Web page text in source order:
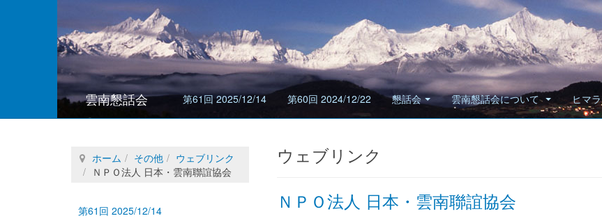
雲南懇話会 第61回 2025/12/14 第60回 2024/12/22 懇話会 雲南懇話会について ヒマ
ウェブリンク
ＮＰＯ法人 日本・雲南聯誼協会
ホーム その他
ウェブリンク
ＮＰＯ法人 日本・雲南聯誼協会
第61回 2025/12/14